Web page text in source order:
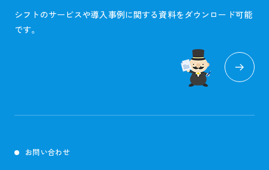
シフトのサービスや導入事例に関する資料をダウンロード可能
です。
お問い合わせ